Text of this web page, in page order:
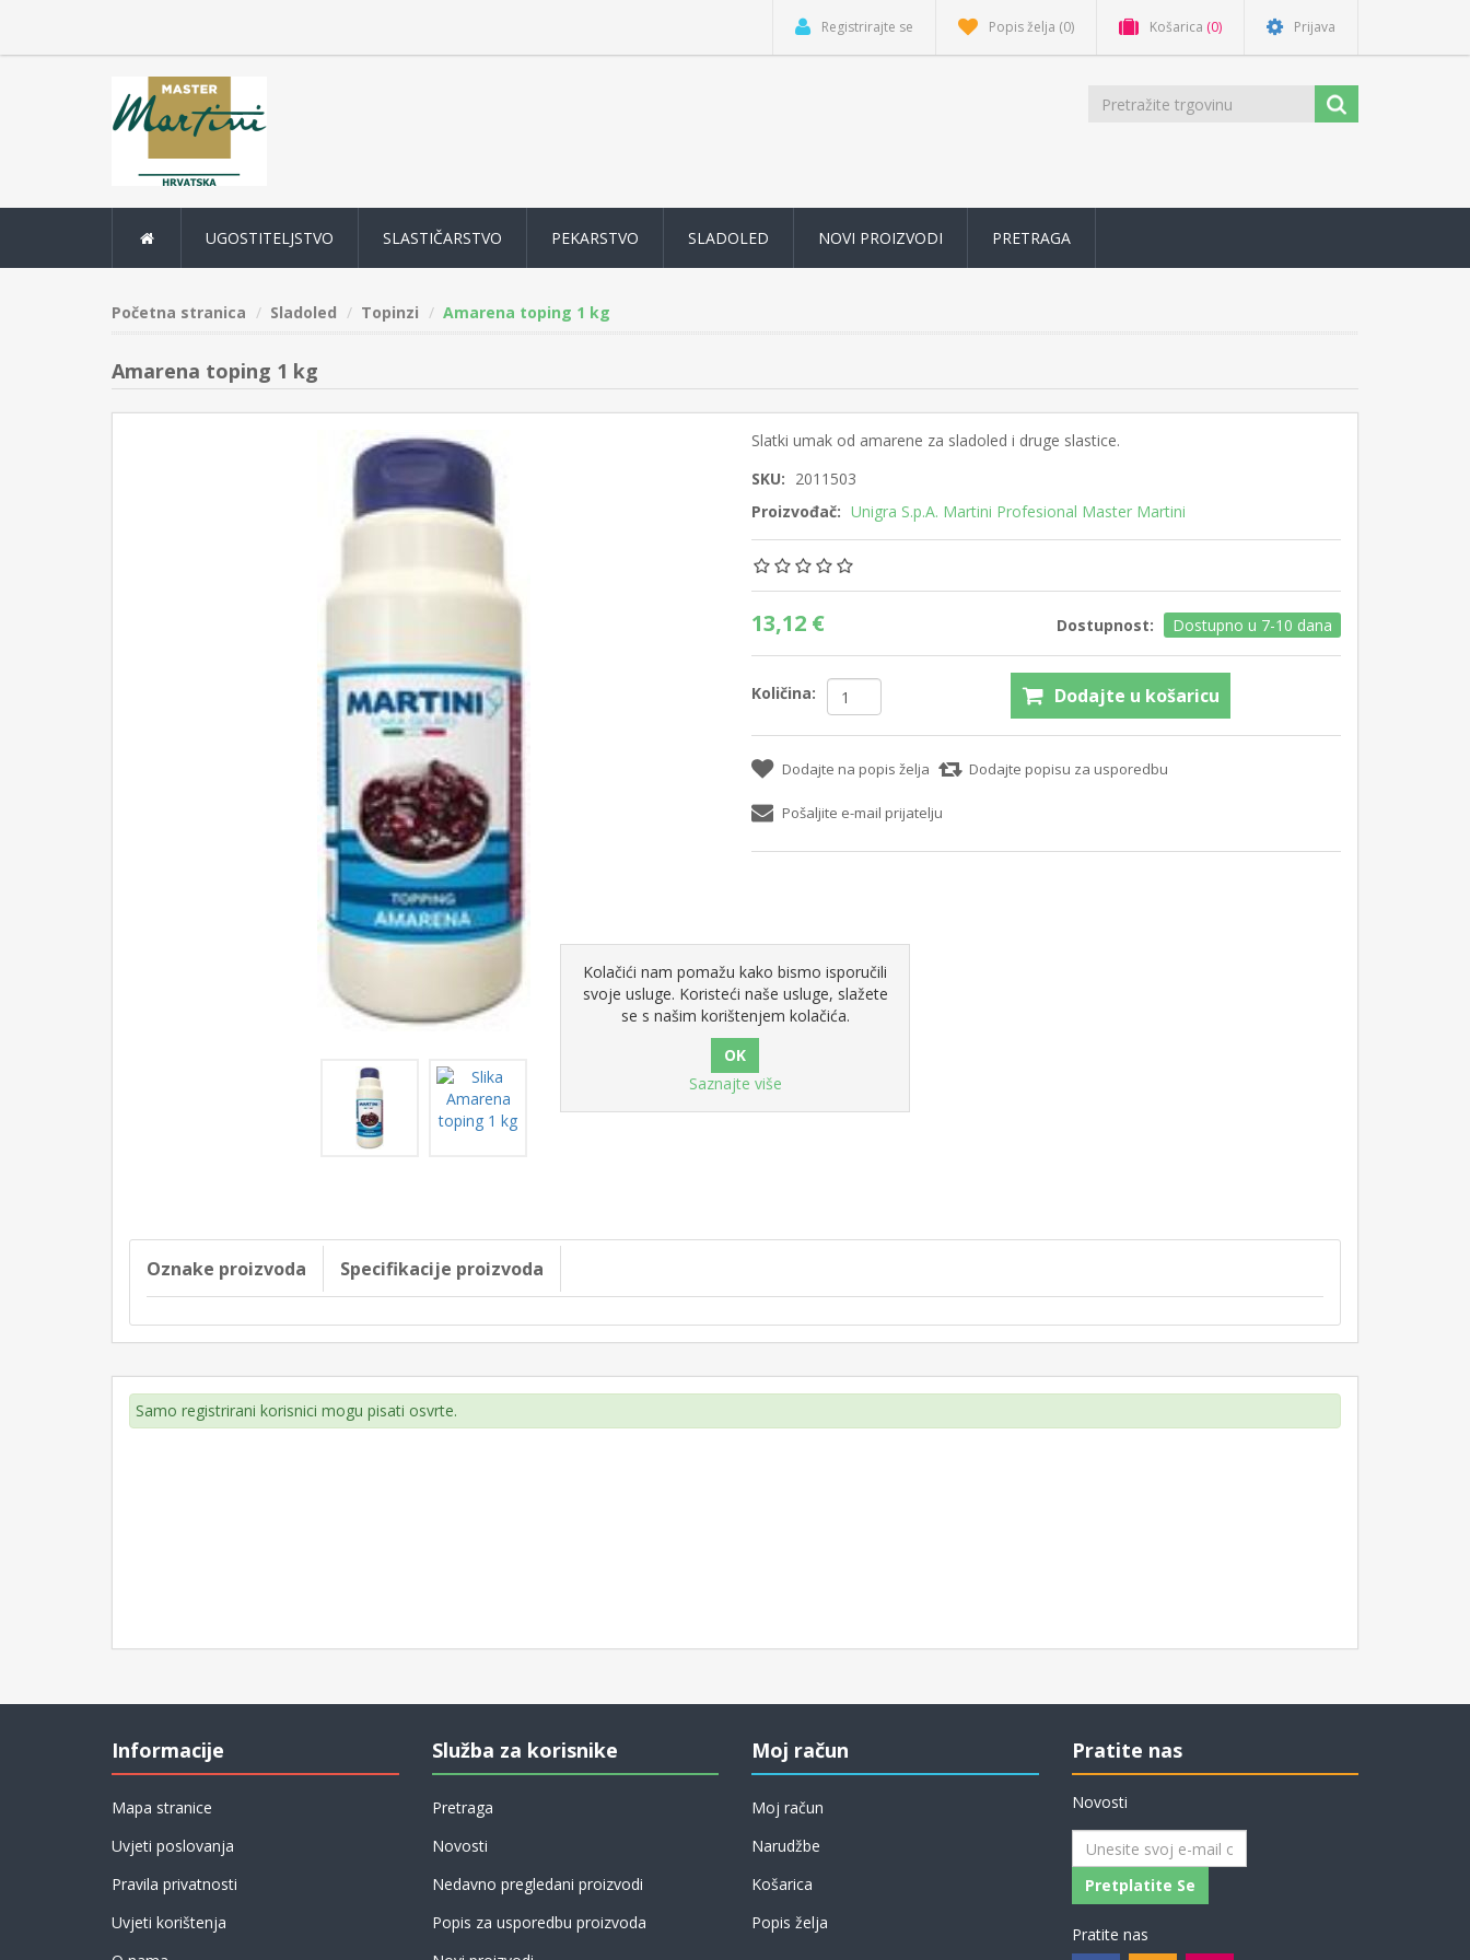
Registrirajte se Popis želja (0) Košarica (0) Prijava
UGOSTITELJSTVO SLASTIČARSTVO PEKARSTVO SLADOLED NOVI PROIZVODI PRETRAGA
Početna stranica Sladoled Topinzi Amarena toping 1 kg
Amarena toping 1 kg
Slatki umak od amarene za sladoled i druge slastice.
SKU: 2011503
Proizvođač: Unigra S.p.A. Martini Profesional Master Martini
13,12 € Dostupnost: Dostupno u 7-10 dana
Količina: Dodajte u košaricu
Dodajte na popis želja Dodajte popisu za usporedbu
Pošaljite e-mail prijatelju
Oznake proizvoda Specifikacije proizvoda
Samo registrirani korisnici mogu pisati osvrte.
Informacije
Mapa stranice
Uvjeti poslovanja
Pravila privatnosti
Uvjeti korištenja
Služba za korisnike
Pretraga
Novosti
Nedavno pregledani proizvodi
Popis za usporedbu proizvoda
Moj račun
Moj račun
Narudžbe
Košarica
Popis želja
Pratite nas
Novosti
Pretplatite Se
Pratite nas
Kolačići nam pomažu kako bismo isporučili
svoje usluge. Koristeći naše usluge, slažete
se s našim korištenjem kolačića.
Saznajte više